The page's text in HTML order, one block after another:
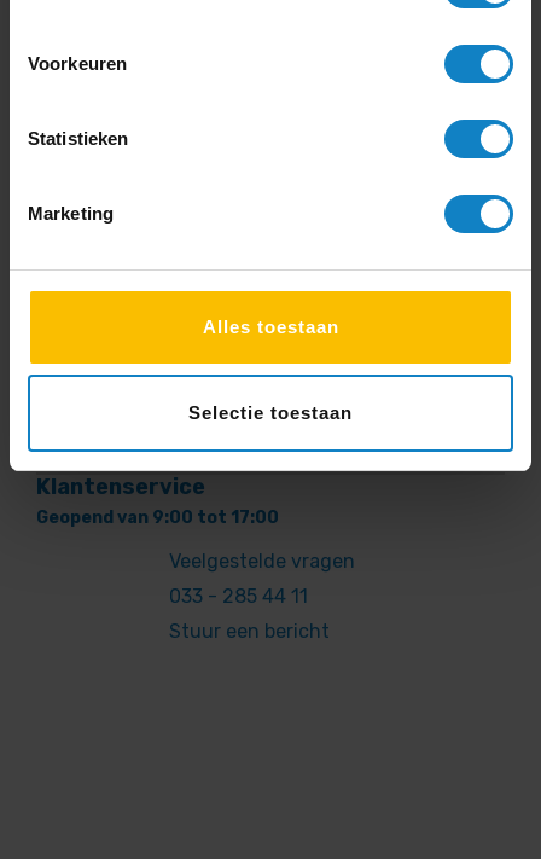
Voorkeuren
Statistieken
Marketing
Alles toestaan
Selectie toestaan
5
Service
productvragen tot aan bezorging en
Floris Modderman
Klantenservice
Geopend van 9:00 tot 17:00
Veelgestelde vragen
033 - 285 44 11
Stuur een bericht